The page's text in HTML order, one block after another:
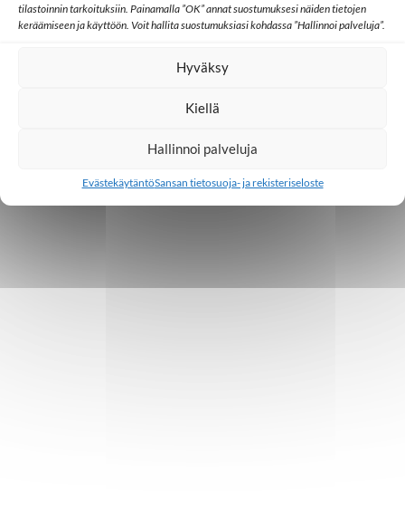
tilastoinnin tarkoituksiin. Painamalla ”OK” annat suostumuksesi näiden tietojen
keräämiseen ja käyttöön. Voit hallita suostumuksiasi kohdassa ”Hallinnoi palveluja”.
Hyväksy
Kiellä
Hallinnoi palveluja
EvästekäytäntöSansan tietosuoja- ja rekisteriseloste